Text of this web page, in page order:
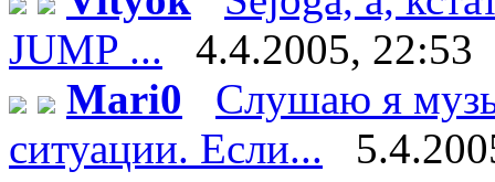
JUMP ...
4.4.2005, 22:53
Mari0
Слушаю я
ситуации. Если...